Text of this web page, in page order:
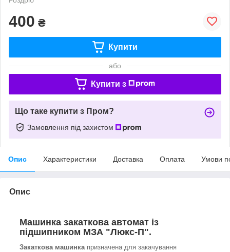
400 ₴
Купити
або
Купити з
Що таке купити з Пром?
Замовлення під захистом
Опис Характеристики Доставка Оплата Умови
Опис
Машинка закаткова автомат із
підшипником МЗА "Люкс-П".
Закаткова машинка призначена для закачування